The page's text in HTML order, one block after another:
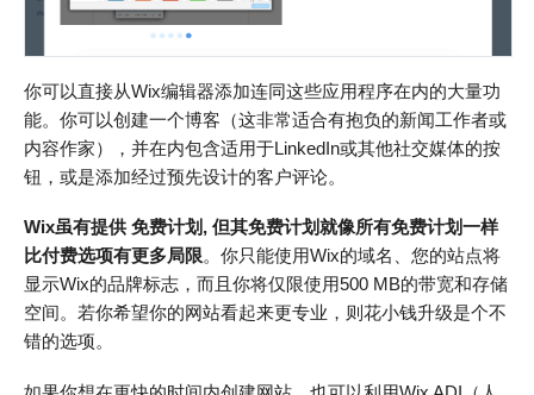
你可以直接从Wix编辑器添加连同这些应用程序在内的大量功
能。你可以创建一个博客（这非常适合有抱负的新闻工作者或
内容作家），并在内包含适用于LinkedIn或其他社交媒体的按
钮，或是添加经过预先设计的客户评论。
Wix虽有提供 免费计划, 但其免费计划就像所有免费计划一样
比付费选项有更多局限。你只能使用Wix的域名、您的站点将
显示Wix的品牌标志，而且你将仅限使用500 MB的带宽和存储
空间。若你希望你的网站看起来更专业，则花小钱升级是个不
错的选项。